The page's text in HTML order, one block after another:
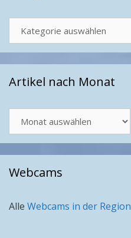
Artikel nach Monat
nach
Monat
Webcams
Alle Webcams in der Region